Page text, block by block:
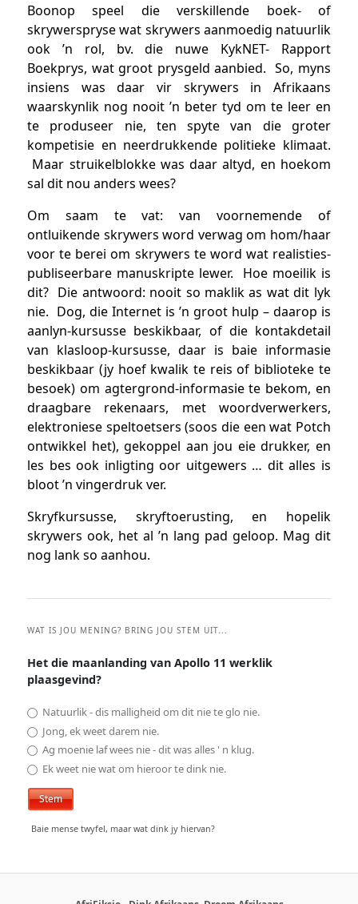
Boonop speel die verskillende boek- of
skrywerspryse wat skrywers aanmoedig natuurlik
ook ’n rol, bv. die nuwe KykNET- Rapport
Boekprys, wat groot prysgeld aanbied. So, myns
insiens was daar vir skrywers in Afrikaans
waarskynlik nog nooit ’n beter tyd om te leer en
te produseer nie, ten spyte van die groter
kompetisie en neerdrukkende politieke klimaat.
Maar struikelblokke was daar altyd, en hoekom
sal dit nou anders wees?
Om saam te vat: van voornemende of
ontluikende skrywers word verwag om hom/haar
voor te berei om skrywers te word wat realisties-
publiseerbare manuskripte lewer. Hoe moeilik is
dit? Die antwoord: nooit so maklik as wat dit lyk
nie. Dog, die Internet is ’n groot hulp – daarop is
aanlyn-kursusse beskikbaar, of die kontakdetail
van klasloop-kursusse, daar is baie informasie
beskikbaar (jy hoef kwalik te reis of biblioteke te
besoek) om agtergrond-informasie te bekom, en
draagbare rekenaars, met woordverwerkers,
elektroniese speltoetsers (soos die een wat Potch
ontwikkel het), gekoppel aan jou eie drukker, en
les bes ook inligting oor uitgewers … dit alles is
bloot ’n vingerdruk ver.
Skryfkursusse, skryftoerusting, en hopelik
skrywers ook, het al ’n lang pad geloop. Mag dit
nog lank so aanhou.
WAT IS JOU MENING? BRING JOU STEM UIT...
Het die maanlanding van Apollo 11 werklik
plaasgevind?
Natuurlik - dis malligheid om dit nie te glo nie.
Jong, ek weet darem nie.
Ag moenie laf wees nie - dit was alles ' n klug.
Ek weet nie wat om hieroor te dink nie.
Baie mense twyfel, maar wat dink jy hiervan?